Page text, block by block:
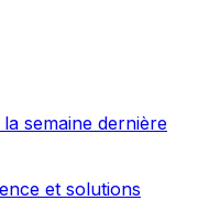
semaine dernière
et solutions